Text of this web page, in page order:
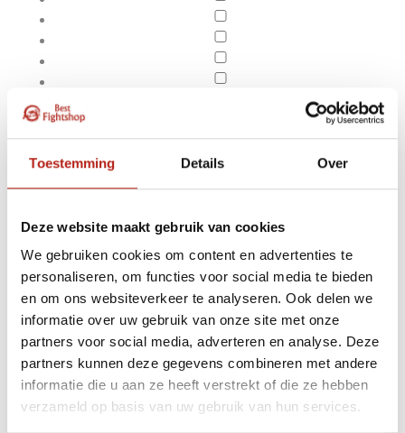
Toestemming Details Over
Deze website maakt gebruik van cookies
We gebruiken cookies om content en advertenties te
personaliseren, om functies voor social media te bieden
en om ons websiteverkeer te analyseren. Ook delen we
informatie over uw gebruik van onze site met onze
partners voor social media, adverteren en analyse. Deze
partners kunnen deze gegevens combineren met andere
informatie die u aan ze heeft verstrekt of die ze hebben
verzameld op basis van uw gebruik van hun services.
Apply filters
Producten getagd met
drie-lagen-
schuimsysteem
Producten
Filter